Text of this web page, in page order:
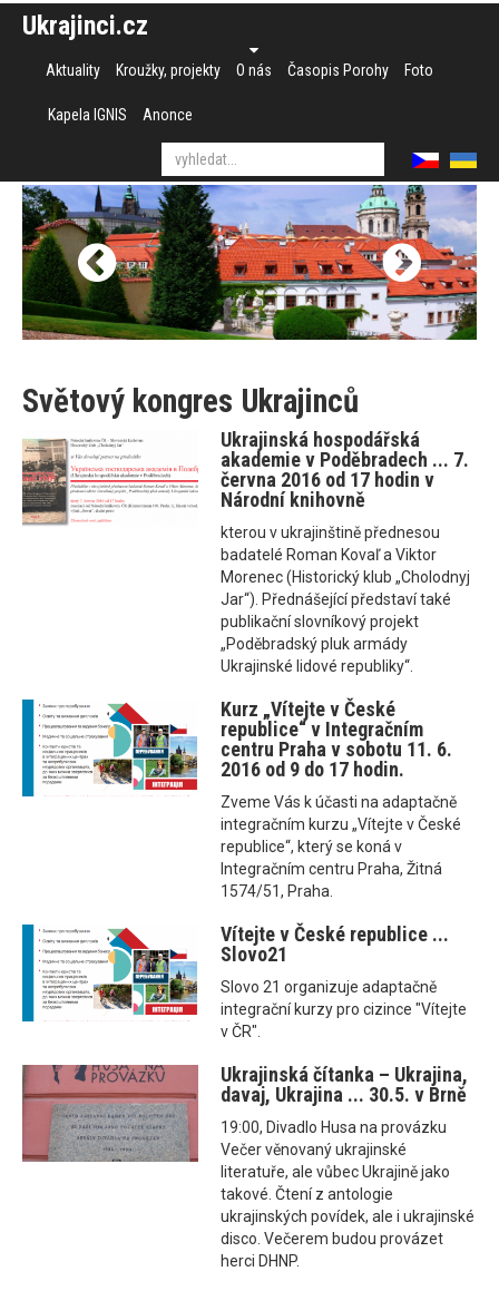
Ukrajinci.cz
Aktuality Kroužky, projekty O nás Časopis Porohy Foto
Kapela IGNIS Anonce
Světový kongres Ukrajinců
Ukrajinská hospodářská
akademie v Poděbradech ... 7.
června 2016 od 17 hodin v
Národní knihovně
kterou v ukrajinštině přednesou
badatelé Roman Kovaľ a Viktor
Morenec (Historický klub „Cholodnyj
Jar“). Přednášející představí také
publikační slovníkový projekt
„Poděbradský pluk armády
Ukrajinské lidové republiky“.
Kurz „Vítejte v České
republice“ v Integračním
centru Praha v sobotu 11. 6.
2016 od 9 do 17 hodin.
Zveme Vás k účasti na adaptačně
integračním kurzu „Vítejte v České
republice“, který se koná v
Integračním centru Praha, Žitná
1574/51, Praha.
Vítejte v České republice ...
Slovo21
Slovo 21 organizuje adaptačně
integrační kurzy pro cizince "Vítejte
v ČR".
Ukrajinská čítanka – Ukrajina,
davaj, Ukrajina ... 30.5. v Brně
19:00, Divadlo Husa na provázku
Večer věnovaný ukrajinské
literatuře, ale vůbec Ukrajině jako
takové. Čtení z antologie
ukrajinských povídek, ale i ukrajinské
disco. Večerem budou provázet
herci DHNP.